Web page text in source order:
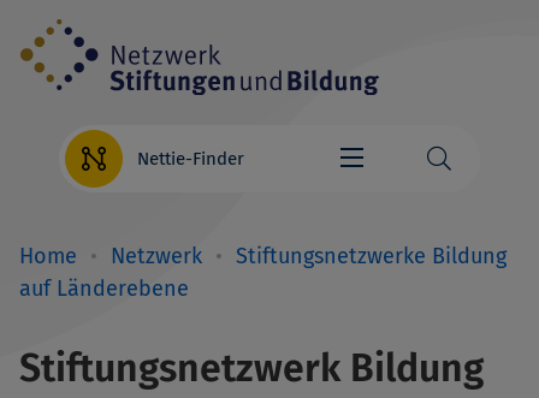
Direkt
zum
Inhalt
Nettie-Finder
Breadcrumb
Home Netzwerk
Stiftungsnetzwerke Bildung
auf Länderebene
Stiftungsnetzwerk Bildung